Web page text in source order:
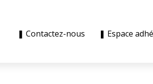
❚ Contactez-nous ❚ Espace